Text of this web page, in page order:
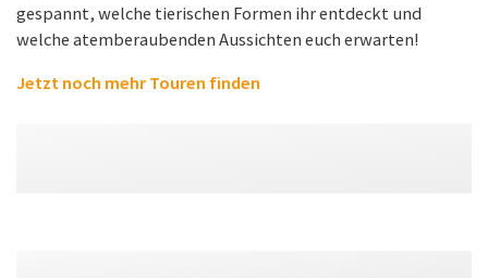
gespannt, welche tierischen Formen ihr entdeckt und
welche atemberaubenden Aussichten euch erwarten!
Jetzt noch mehr Touren finden